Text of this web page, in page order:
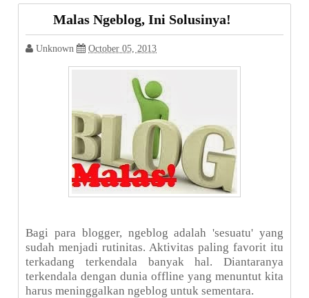
Malas Ngeblog, Ini Solusinya!
Unknown October 05, 2013
Bagi para blogger, ngeblog adalah 'sesuatu' yang
sudah menjadi rutinitas. Aktivitas paling favorit itu
terkadang terkendala banyak hal. Diantaranya
terkendala dengan dunia offline yang menuntut kita
harus meninggalkan ngeblog untuk sementara.